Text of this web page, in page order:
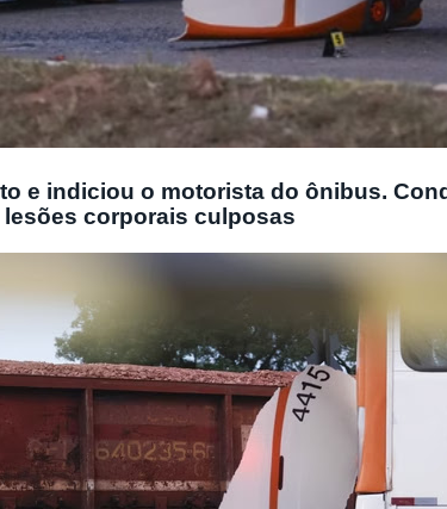
e indiciou o motorista do ônibus.
corporais culposas